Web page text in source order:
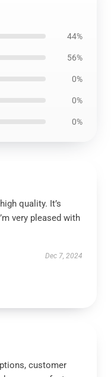
44%
56%
0%
0%
0%
quality. It’s
very pleased with
Dec 7, 2024
customer